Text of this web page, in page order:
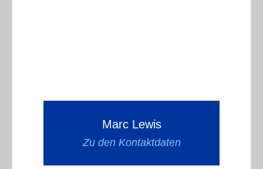
Marc Lewis
Zu den Kontaktdaten